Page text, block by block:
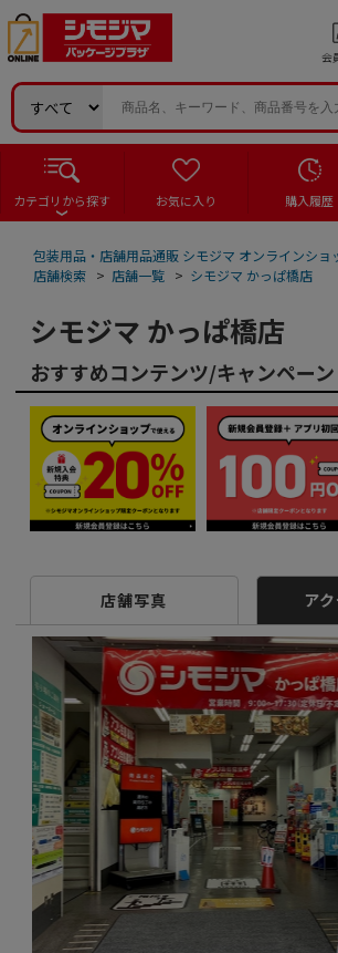
会
カテゴリから探す お気に入り 購入履歴
包装用品・店舗用品通販 シモジマ オンラインショ
店舗検索 > 店舗一覧 > シモジマ かっぱ橋店
シモジマ かっぱ橋店
おすすめコンテンツ/キャンペーン
店舗写真 ア